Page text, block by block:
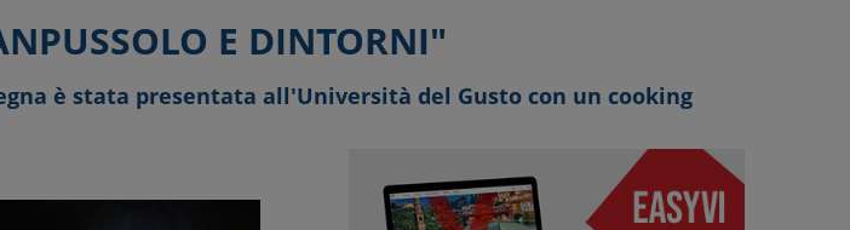
E DINTORNI"
è stata presentata all'Università del Gusto con un cooking